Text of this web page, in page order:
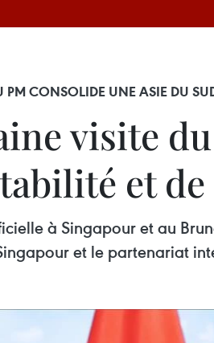
CONSOLIDE UNE ASIE DU
visite
et
à Singapour et au
et le partenariat